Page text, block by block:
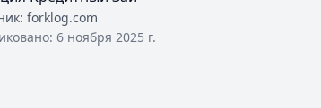
forklog.com
6 ноября 2025 г.